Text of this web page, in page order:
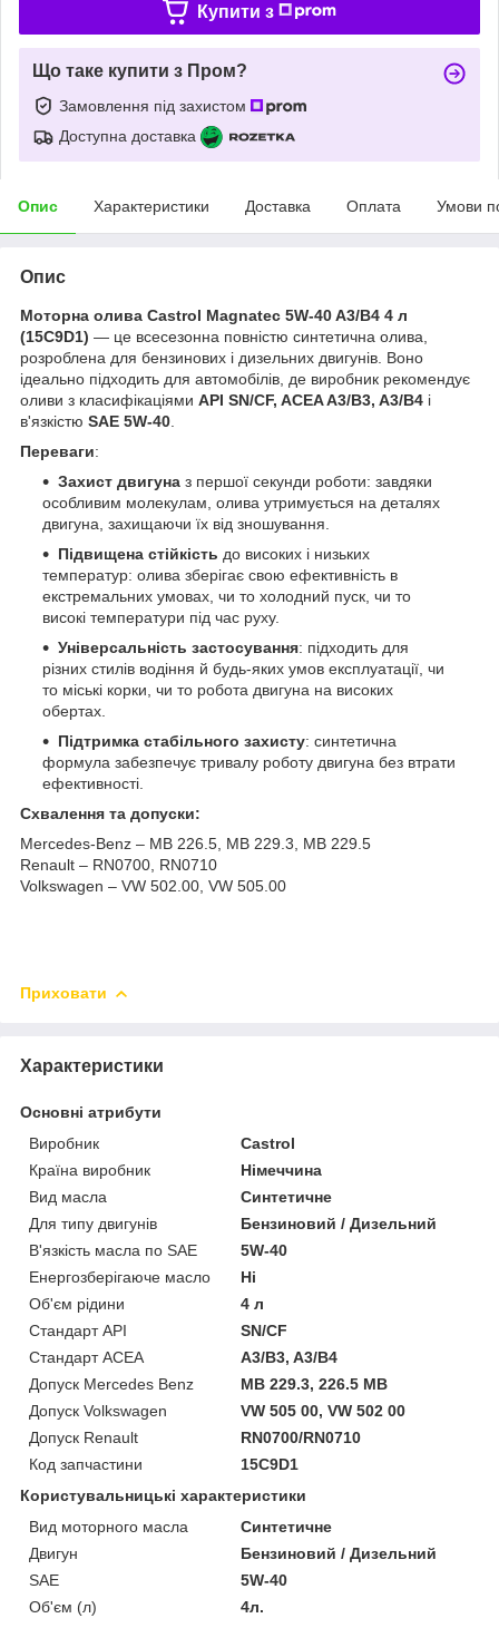
Купити з
Що таке купити з Пром?
Замовлення під захистом
Доступна доставка
Опис Характеристики Доставка Оплата Умови
Опис
Моторна олива Castrol Magnatec 5W-40 A3/B4 4 л
(15C9D1) — це всесезонна повністю синтетична олива,
розроблена для бензинових і дизельних двигунів. Воно
ідеально підходить для автомобілів, де виробник рекомендує
оливи з класифікаціями API SN/CF, ACEA A3/B3, A3/B4 і
в'язкістю SAE 5W-40
Переваги:
Захист двигуна з першої секунди роботи: завдяки
особливим молекулам, олива утримується на деталях
двигуна, захищаючи їх від зношування.
Підвищена стійкість до високих і низьких
температур: олива зберігає свою ефективність в
екстремальних умовах, чи то холодний пуск, чи то
високі температури під час руху.
Універсальність застосування: підходить для
різних стилів водіння й будь-яких умов експлуатації, чи
то міські корки, чи то робота двигуна на високих
обертах.
Підтримка стабільного захисту: синтетична
формула забезпечує тривалу роботу двигуна без втрати
ефективності.
Схвалення та допуски:
Mercedes-Benz – MB 226.5, MB 229.3, MB 229.5
Renault – RN0700, RN0710
Volkswagen – VW 502.00, VW 505.00
Приховати
Характеристики
Основні атрибути
Виробник
Castrol
Країна виробник
Німеччина
Вид масла
Синтетичне
Для типу двигунів
Бензиновий / Дизельний
В'язкість масла по SAE
5W-40
Енергозберігаюче масло
Ні
Об'єм рідини
4 л
Стандарт API
SN/CF
Стандарт ACEA
A3/B3, A3/B4
Допуск Mercedes Benz
MB 229.3, 226.5 MB
Допуск Volkswagen
VW 505 00, VW 502 00
Допуск Renault
RN0700/RN0710
Код запчастини
15C9D1
Користувальницькі характеристики
Вид моторного масла
Синтетичне
Двигун
Бензиновий / Дизельний
SAE
5W-40
Об'єм (л)
4л.